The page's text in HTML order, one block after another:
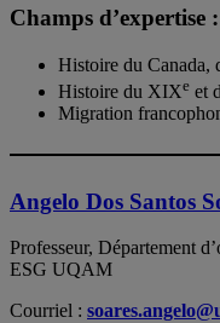
Champs d’expertise :
Histoire du Canada,
Histoire du XIXe et
Migration
Angelo Dos Santos
Professeur, Département
ESG UQAM
Courriel :